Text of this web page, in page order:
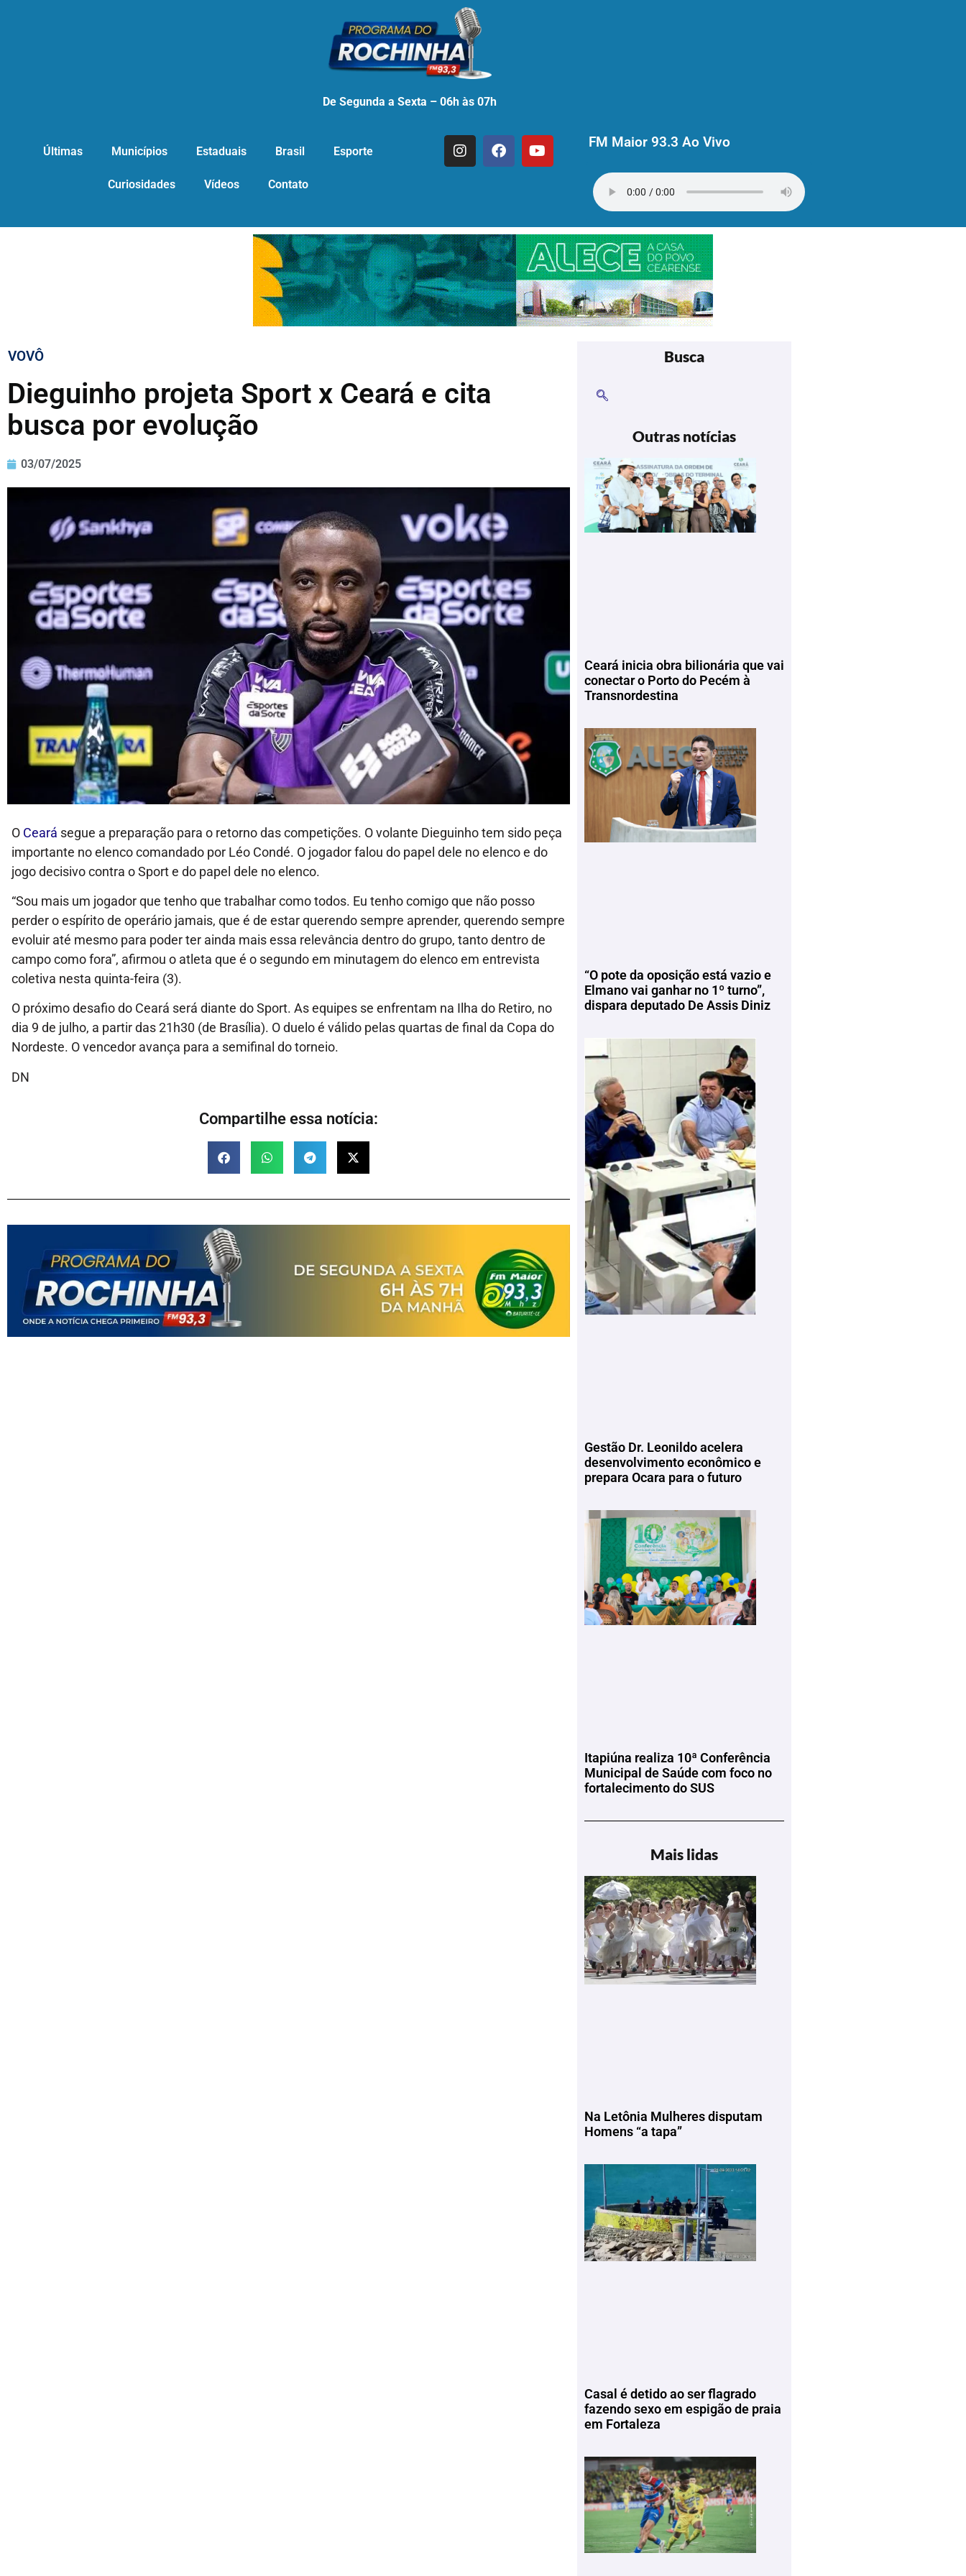
De Segunda a Sexta – 06h às 07h
Últimas Municípios Estaduais Brasil Esporte
Curiosidades Vídeos Contato
FM Maior 93.3 Ao Vivo
VOVÔ
Dieguinho projeta Sport x Ceará e cita
busca por evolução
03/07/2025
O Ceará segue a preparação para o retorno das competições. O volante Dieguinho tem sido peça
importante no elenco comandado por Léo Condé. O jogador falou do papel dele no elenco e do
jogo decisivo contra o Sport e do papel dele no elenco.
“Sou mais um jogador que tenho que trabalhar como todos. Eu tenho comigo que não posso
perder o espírito de operário jamais, que é de estar querendo sempre aprender, querendo sempre
evoluir até mesmo para poder ter ainda mais essa relevância dentro do grupo, tanto dentro de
campo como fora”, afirmou o atleta que é o segundo em minutagem do elenco em entrevista
coletiva nesta quinta-feira (3).
O próximo desafio do Ceará será diante do Sport. As equipes se enfrentam na Ilha do Retiro, no
dia 9 de julho, a partir das 21h30 (de Brasília). O duelo é válido pelas quartas de final da Copa do
Nordeste. O vencedor avança para a semifinal do torneio.
DN
Compartilhe essa notícia:
Busca
Outras notícias
Ceará inicia obra bilionária que vai
conectar o Porto do Pecém à
Transnordestina
“O pote da oposição está vazio e
Elmano vai ganhar no 1º turno”,
dispara deputado De Assis Diniz
Gestão Dr. Leonildo acelera
desenvolvimento econômico e
prepara Ocara para o futuro
Itapiúna realiza 10ª Conferência
Municipal de Saúde com foco no
fortalecimento do SUS
Mais lidas
Na Letônia Mulheres disputam
Homens “a tapa”
Casal é detido ao ser flagrado
fazendo sexo em espigão de praia
em Fortaleza